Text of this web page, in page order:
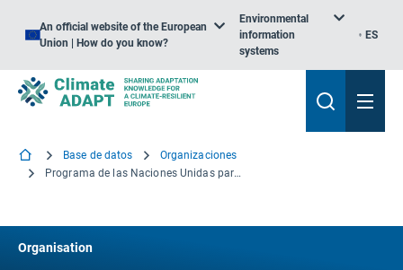
An official website of the European
Union | How do you know?
Environmental
information
systems
ES
Base de datos
Organizaciones
Programa de las Naciones Unidas para el Medio Ambiente
Organisation